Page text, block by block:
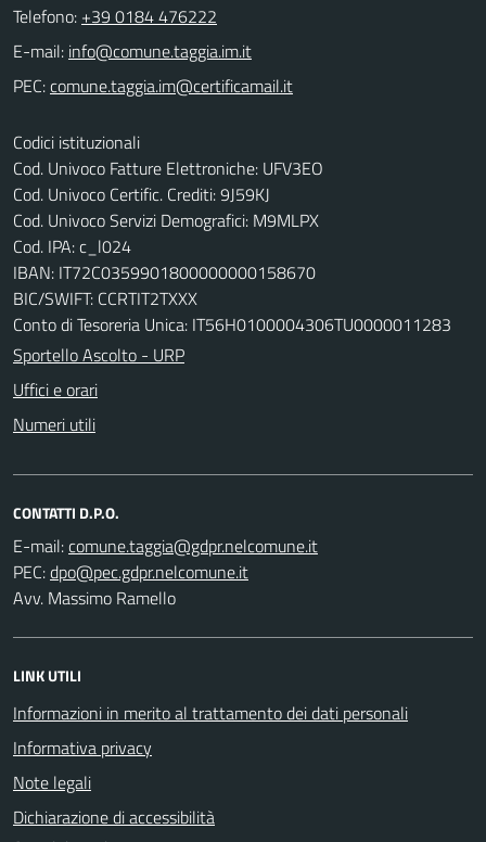
Telefono: +39 0184 476222
E-mail:
PEC:
Codici istituzionali
Cod. Univoco Fatture Elettroniche: UFV3EO
Cod. Univoco Certific. Crediti: 9J59KJ
Cod. Univoco Servizi Demografici: M9MLPX
Cod. IPA: c_l024
IBAN: IT72C0359901800000000158670
BIC/SWIFT: CCRTIT2TXXX
Conto di Tesoreria Unica: IT56H0100004306TU0000011283
Sportello Ascolto - URP
Uffici e orari
Numeri utili
CONTATTI D.P.O.
E-mail:
PEC:
Avv. Massimo Ramello
LINK UTILI
Informazioni in merito al trattamento dei dati personali
Informativa privacy
Note legali
Dichiarazione di accessibilità